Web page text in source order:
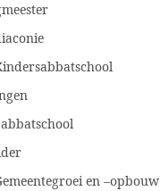
en –opbouw